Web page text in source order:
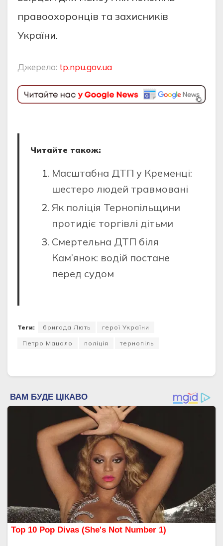
правоохоронців та захисників
України.
Джерело: tp.npu.gov.ua
Читайте також:
Масштабна ДТП у Кременці:
шестеро людей травмовані
Як поліція Тернопільщини
протидіє торгівлі дітьми
Смертельна ДТП біля
Кам’янок: водій постане
перед судом
Теги: бригада Лють герої України
Петро Мацало поліція тернопіль